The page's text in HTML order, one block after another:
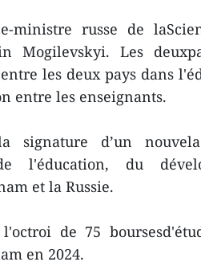
russe de
Mogilevskyi. Les
les deux pays dans
entre les enseignants.
d’un
l'éducation, du
et la Russie.
de 75
en 2024.